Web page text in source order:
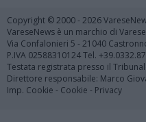
Copyright © 2000 - 2026
VareseNews è un marchio di
Via Confalonieri 5 - 21040
P.IVA 02588310124 Tel.
Testata registrata presso il
Direttore responsabile: Marco
Imp. Cookie - Cookie - Privacy